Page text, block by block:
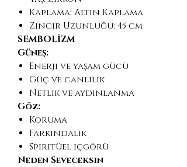
Kaplama: Altın Kaplama
Zincir Uzunluğu: 45 cm
SEMBOLİZM
Güneş:
Enerji ve yaşam gücü
Güç ve canlılık
Netlik ve aydınlanma
Göz:
Koruma
Farkındalık
Spiritüel içgörü
Neden Seveceksin